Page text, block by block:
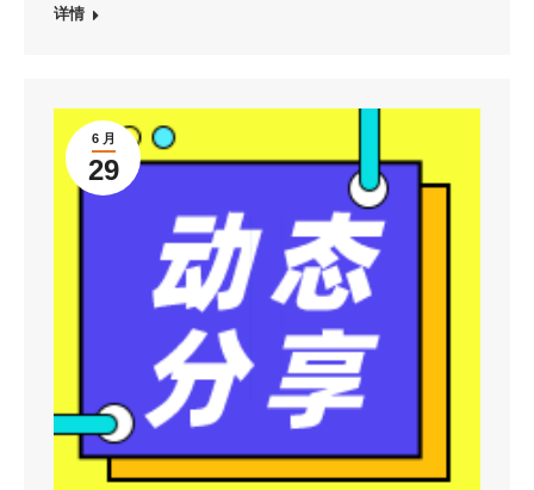
详情
6 月
29